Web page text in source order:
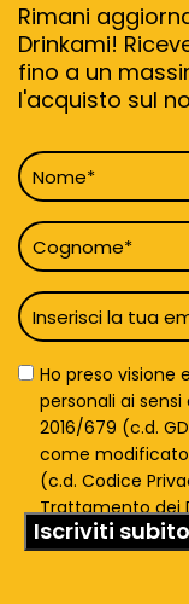
Rimani
Drinkami!
fino a un
l'acquisto sul
Nome
*
Cognome
*
Email
*
Privacy
Policy
Ho preso
personali ai sensi
2016/679 (c.d.
come modificato
(c.d. Codice
Trattamento dei